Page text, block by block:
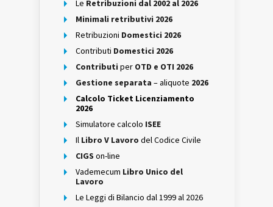
Le Retribuzioni dal 2002 al 2026
Minimali retributivi 2026
Retribuzioni Domestici 2026
Contributi Domestici 2026
Contributi per OTD e OTI 2026
Gestione separata – aliquote 2026
Calcolo Ticket Licenziamento
2026
Simulatore calcolo ISEE
Il Libro V Lavoro del Codice Civile
CIGS on-line
Vademecum Libro Unico del
Lavoro
Le Leggi di Bilancio dal 1999 al 2026